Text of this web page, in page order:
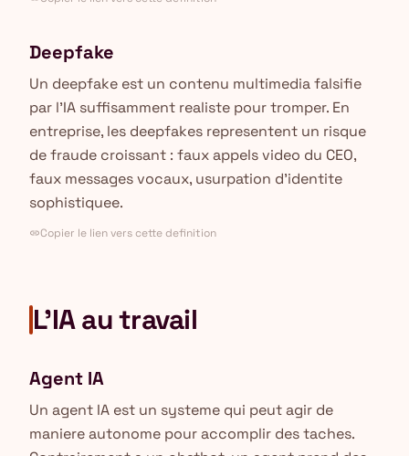
Deepfake
Un deepfake est un contenu multimedia falsifie
par l'IA suffisamment realiste pour tromper. En
entreprise, les deepfakes representent un risque
de fraude croissant : faux appels video du CEO,
faux messages vocaux, usurpation d'identite
sophistiquee.
linkCopier le lien vers cette definition
L'IA au travail
Agent IA
Un agent IA est un systeme qui peut agir de
maniere autonome pour accomplir des taches.